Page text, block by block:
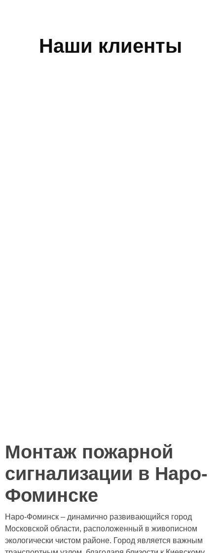
Наши клиенты
Монтаж пожарной
сигнализации в Наро-
Фоминске
Наро-Фоминск – динамично развивающийся город
Московской области, расположенный в живописном
экологически чистом районе. Город является важным